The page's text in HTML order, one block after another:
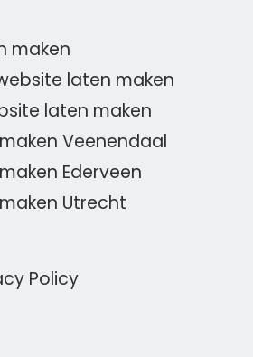
maken
laten maken
laten maken
Veenendaal
Ederveen
Utrecht
Policy